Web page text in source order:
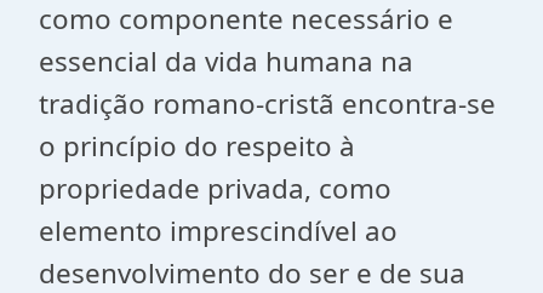
como componente necessário e
essencial da vida humana na
tradição romano-cristã encontra-se
o princípio do respeito à
propriedade privada, como
elemento imprescindível ao
desenvolvimento do ser e de sua